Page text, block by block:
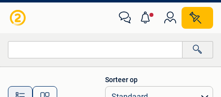
Alle afstanden…
Sorteer op